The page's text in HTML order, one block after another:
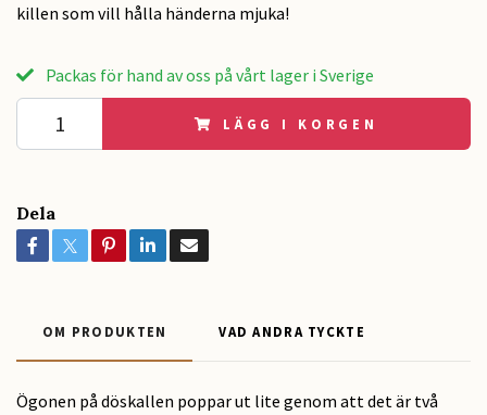
killen som vill hålla händerna mjuka!
Packas för hand av oss på vårt lager i Sverige
LÄGG I KORGEN
Dela
OM PRODUKTEN VAD ANDRA TYCKTE
Ögonen på döskallen poppar ut lite genom att det är två